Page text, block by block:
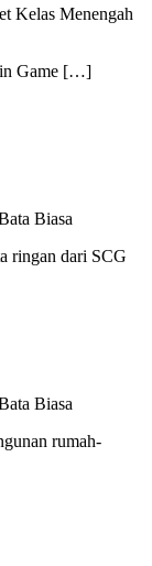
Kelas Menengah
Game […]
Biasa
ringan dari SCG
Biasa
rumah-